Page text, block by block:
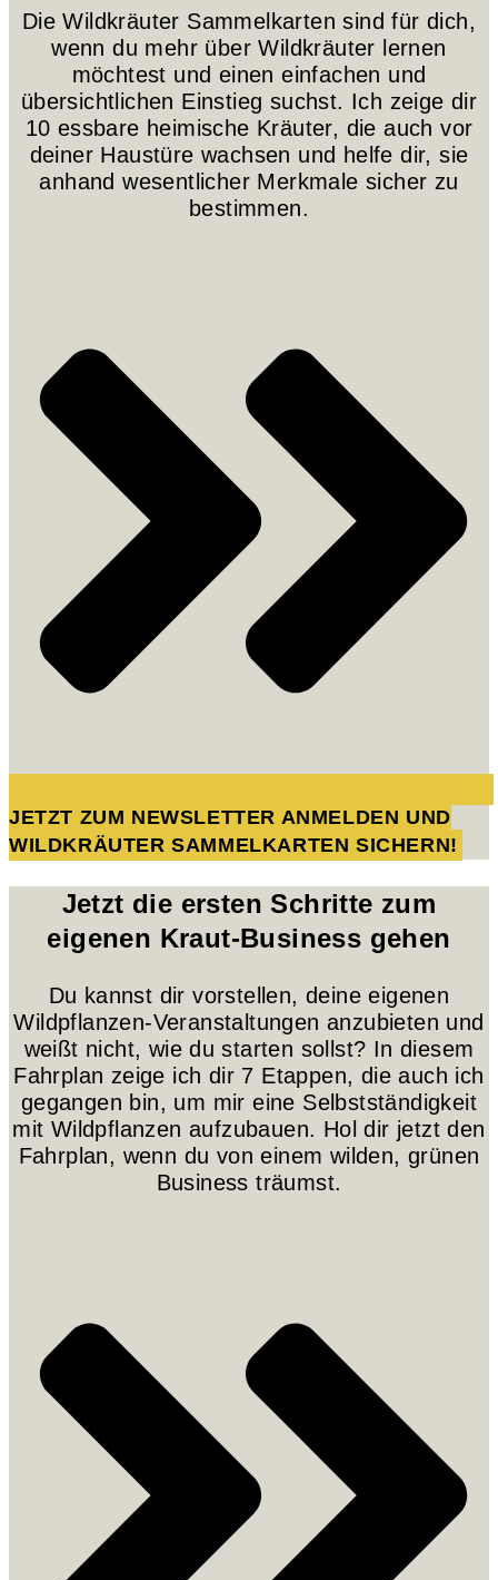
Die Wildkräuter Sammelkarten sind für dich,
wenn du mehr über Wildkräuter lernen
möchtest und einen einfachen und
übersichtlichen Einstieg suchst. Ich zeige dir
10 essbare heimische Kräuter, die auch vor
deiner Haustüre wachsen und helfe dir, sie
anhand wesentlicher Merkmale sicher zu
bestimmen.
JETZT ZUM NEWSLETTER ANMELDEN UND
WILDKRÄUTER SAMMELKARTEN SICHERN!
Jetzt die ersten Schritte zum
eigenen Kraut-Business gehen
Du kannst dir vorstellen, deine eigenen
Wildpflanzen-Veranstaltungen anzubieten und
weißt nicht, wie du starten sollst? In diesem
Fahrplan zeige ich dir 7 Etappen, die auch ich
gegangen bin, um mir eine Selbstständigkeit
mit Wildpflanzen aufzubauen. Hol dir jetzt den
Fahrplan, wenn du von einem wilden, grünen
Business träumst.